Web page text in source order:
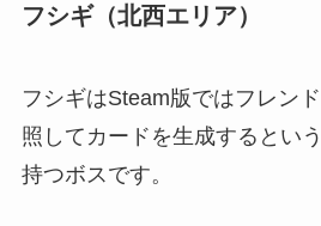
フシギ（北西エリア）
フシギはSteam版ではフレン
照してカードを生成するとい
持つボスです。